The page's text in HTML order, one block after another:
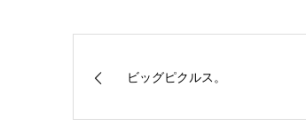
ビッグピクルス。